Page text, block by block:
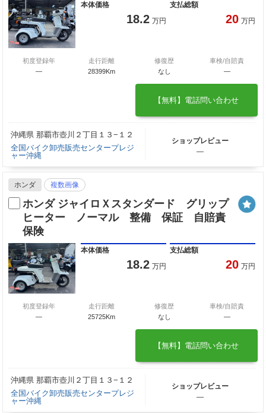
本体価格
18.2 万円
支払総額
20 万円
初度登録年
―
走行距離
28399Km
修復歴
なし
車検/自賠責
―
【無料】電話問い合わせ
沖縄県 那覇市壺川２丁目１３−１２
全国バイク卸売販売センタープレジ
ャー沖縄
ショップレビュー
―
ホンダ 複数画像
ホンダ ジャイロＸスタンダード グリップ
ヒーター ノーマル 整備 保証 自賠責
保険
本体価格
18.2 万円
支払総額
20 万円
初度登録年
―
走行距離
25725Km
修復歴
なし
車検/自賠責
―
【無料】電話問い合わせ
沖縄県 那覇市壺川２丁目１３−１２
全国バイク卸売販売センタープレジ
ャー沖縄
ショップレビュー
―